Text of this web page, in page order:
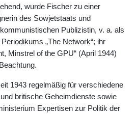
wurde Fischer zu einer
des Sowjetstaats und
Publizistin, v. a. als
„The Network“; ihr
Minstrel of the GPU“ (April 1944)
1943 regelmäßig für verschiedene
britische Geheimdienste sowie
Expertisen zur Politik der